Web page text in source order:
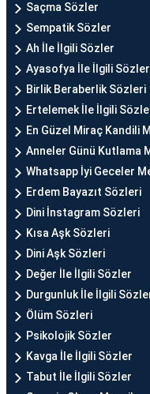
Saçma Sözler
Sempatik Sözler
Ah İle İlgili Sözler
Ayasofya İle İlgili Sözler
Birlik Beraberlik Sözleri
Ertelemek İle İlgili
En Güzel Miraç Kandili
Anneler Günü Kutlama
Whatsapp İyi Geceler
Erdem Bayazıt Sözleri
Dini İnstagram Sözleri
Kısa Aşk Sözleri
Dini Aşk Sözleri
Değer İle İlgili Sözler
Durgunluk İle İlgili
Ölüm Sözleri
Psikolojik Sözler
Kavga İle İlgili Sözler
Tabut İle İlgili Sözler